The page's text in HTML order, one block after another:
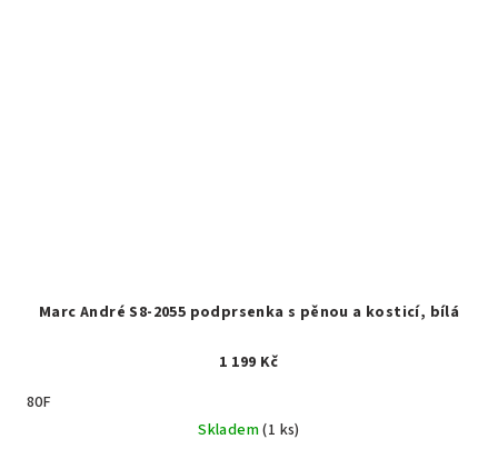
Marc André S8-2055 podprsenka s pěnou a kosticí, bílá
1 199 Kč
80F
Skladem(1 ks)